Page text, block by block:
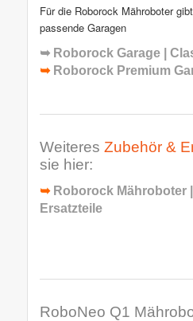
Für die Roborock Mähroboter
passende Garagen
➥ Roborock Garage |
➥ Roborock Premium
Weiteres Zubehör &
sie hier:
➥ Roborock Mähroboter
Ersatzteile
RoboNeo Q1